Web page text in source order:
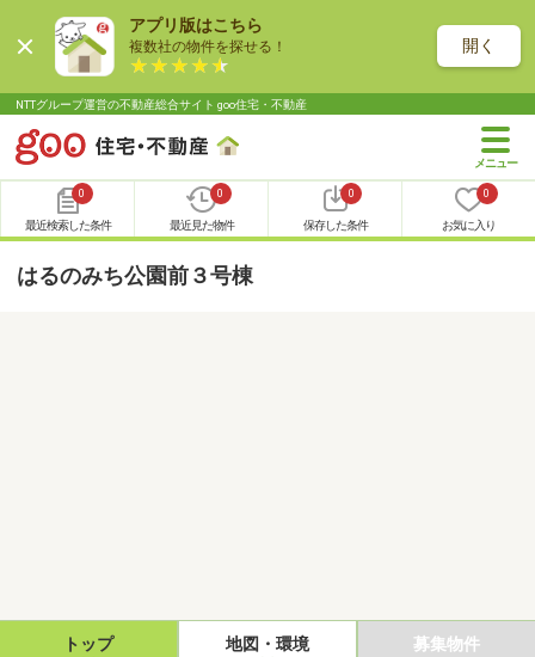
アプリ版はこちら
複数社の物件を探せる！ 開く
NTTグループ運営の不動産総合サイト goo住宅・不動産
0
最近検索した条件
0
最近見た物件
0
保存した条件
0
お気に入り
はるのみち公園前３号棟
トップ 地図・環境 募集物件